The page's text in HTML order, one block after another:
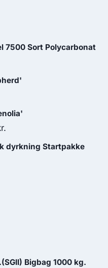
7500 Sort Polycarbonat
aktuelle
dyrkning Startpakke
Bigbag 1000 kg.